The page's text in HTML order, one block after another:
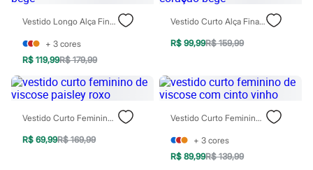
Chinelos
Sapatos
Sandálias e Papetes
Tênis
Moda esportiva
Acessórios
Bermudas
Camisetas
Calças
Regatas
Vestido Longo Alça Fina Feminino Com Linho E Fenda Bege
+ 3 cores
R$ 119,99R$ 179,99
Vestido Curto Alça Fina Feminino Com Linho Decote Coração Bege
R$ 99,99R$ 159,99
Vestido Curto Feminino De Viscose Paisley Roxo
R$ 69,99R$ 169,99
Vestido Curto Feminino De Viscose Com Cinto Vinho
+ 3 cores
R$ 89,99R$ 139,99